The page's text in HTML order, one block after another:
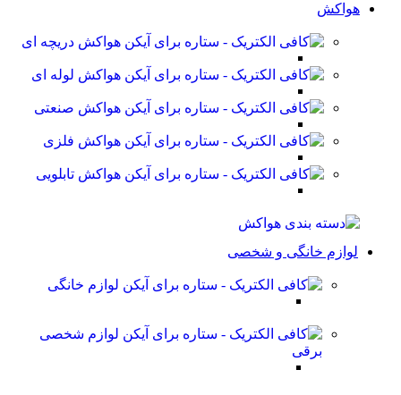
هواکش
هواکش دریچه ای
هواکش لوله ای
هواکش صنعتی
هواکش فلزی
هواکش تابلویی
لوازم خانگی و شخصی
لوازم خانگی
لوازم شخصی
برقی